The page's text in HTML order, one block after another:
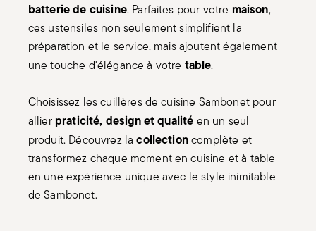
batterie de cuisine. Parfaites pour votre maison,
ces ustensiles non seulement simplifient la
préparation et le service, mais ajoutent également
une touche d'élégance à votre table.
Choisissez les cuillères de cuisine Sambonet pour
allierpraticité, design et qualité en un seul
produit. Découvrez lacollectioncomplète et
transformez chaque moment en cuisine et à table
en une expérience unique avec le style inimitable
de Sambonet.